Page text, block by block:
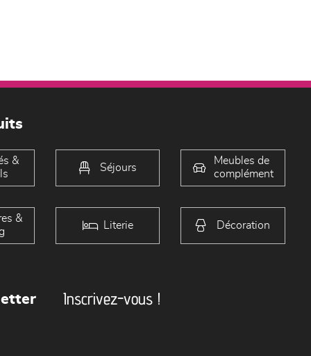
&
Séjours
Meubles de
complément
&
Literie Décoration
Inscrivez-vous !